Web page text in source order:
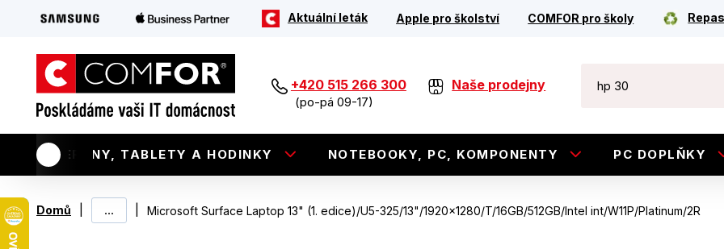
Aktuální leták Apple pro školství COMFOR pro školy
+420 515 266 300
(po-pá 09-17)
Naše prodejny
TELEFONY, TABLETY A HODINKY NOTEBOOKY, PC, KOMPONENTY PC DOPLŇKY
Domů ... Microsoft Surface Laptop 13" (1. edice)/U5-325/13"/1920x1280/T/16GB/512GB/Intel int/W11P/Platinum/2R